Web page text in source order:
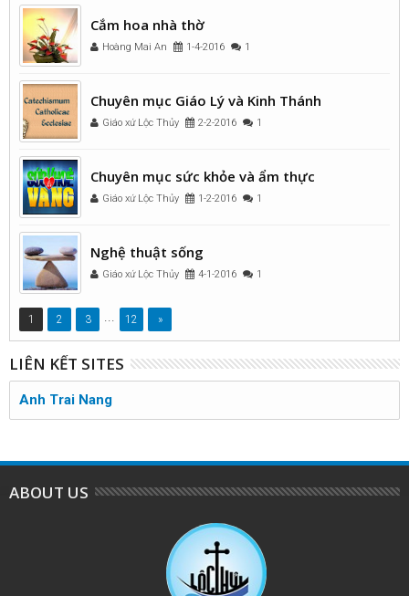
Cắm hoa nhà thờ
Hoàng Mai An 1-4-2016 1
Chuyên mục Giáo Lý và Kinh Thánh
Giáo xứ Lộc Thủy 2-2-2016 1
Chuyên mục sức khỏe và ẩm thực
Giáo xứ Lộc Thủy 1-2-2016 1
Nghệ thuật sống
Giáo xứ Lộc Thủy 4-1-2016 1
1 2 3 ... 12 »
LIÊN KẾT SITES
Anh Trai Nang
ABOUT US